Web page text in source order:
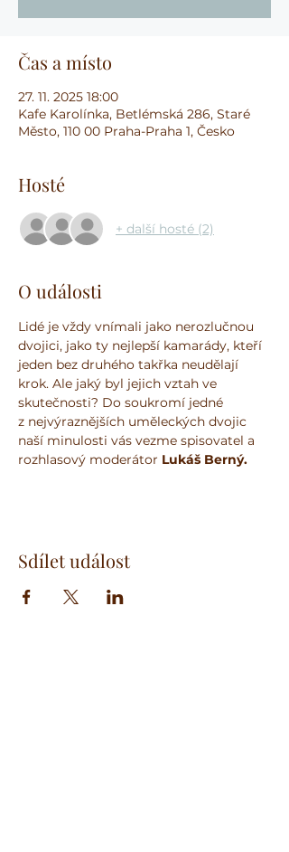
Čas a místo
27. 11. 2025 18:00
Kafe Karolínka, Betlémská 286, Staré
Město, 110 00 Praha-Praha 1, Česko
Hosté
+ další hosté (2)
O události
Lidé je vždy vnímali jako nerozlučnou
dvojici, jako ty nejlepší kamarády, kteří
jeden bez druhého takřka neudělají
krok. Ale jaký byl jejich vztah ve
skutečnosti? Do soukromí jedné
z nejvýraznějších uměleckých dvojic
naší minulosti vás vezme spisovatel a
rozhlasový moderátor Lukáš Berný.
Sdílet událost